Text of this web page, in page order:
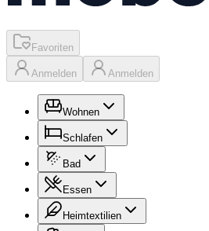
Favoriten
Anmelden Anmelden
Wohnen
Schlafen
Bad
Essen
Heimtextilien